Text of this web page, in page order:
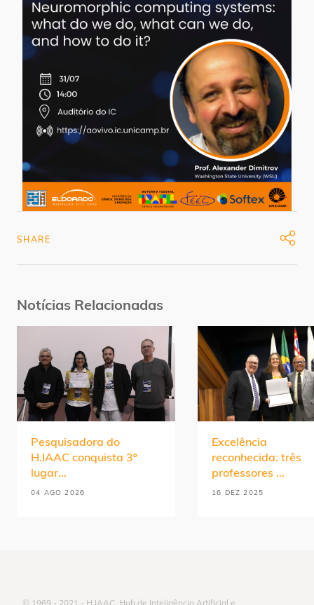
SHARE
Notícias Relacionadas
Pesquisadora do
H.IAAC conquista 3º
lugar...
04 AGO 2026
Excelência
reconhecida: três
professores ...
16 DEZ 2025